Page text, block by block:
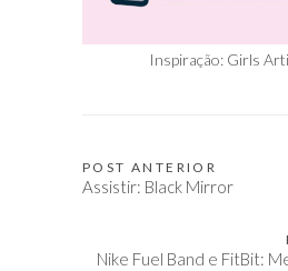
Inspiração: Girls
Navegação
POST ANTERIOR
Assistir: Black Mirror
Nike Fuel Band e FitBit: